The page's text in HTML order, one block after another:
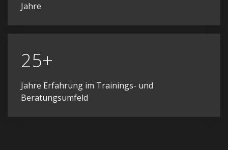
Jahre
25+
Jahre Erfahrung im Trainings- und
Beratungsumfeld